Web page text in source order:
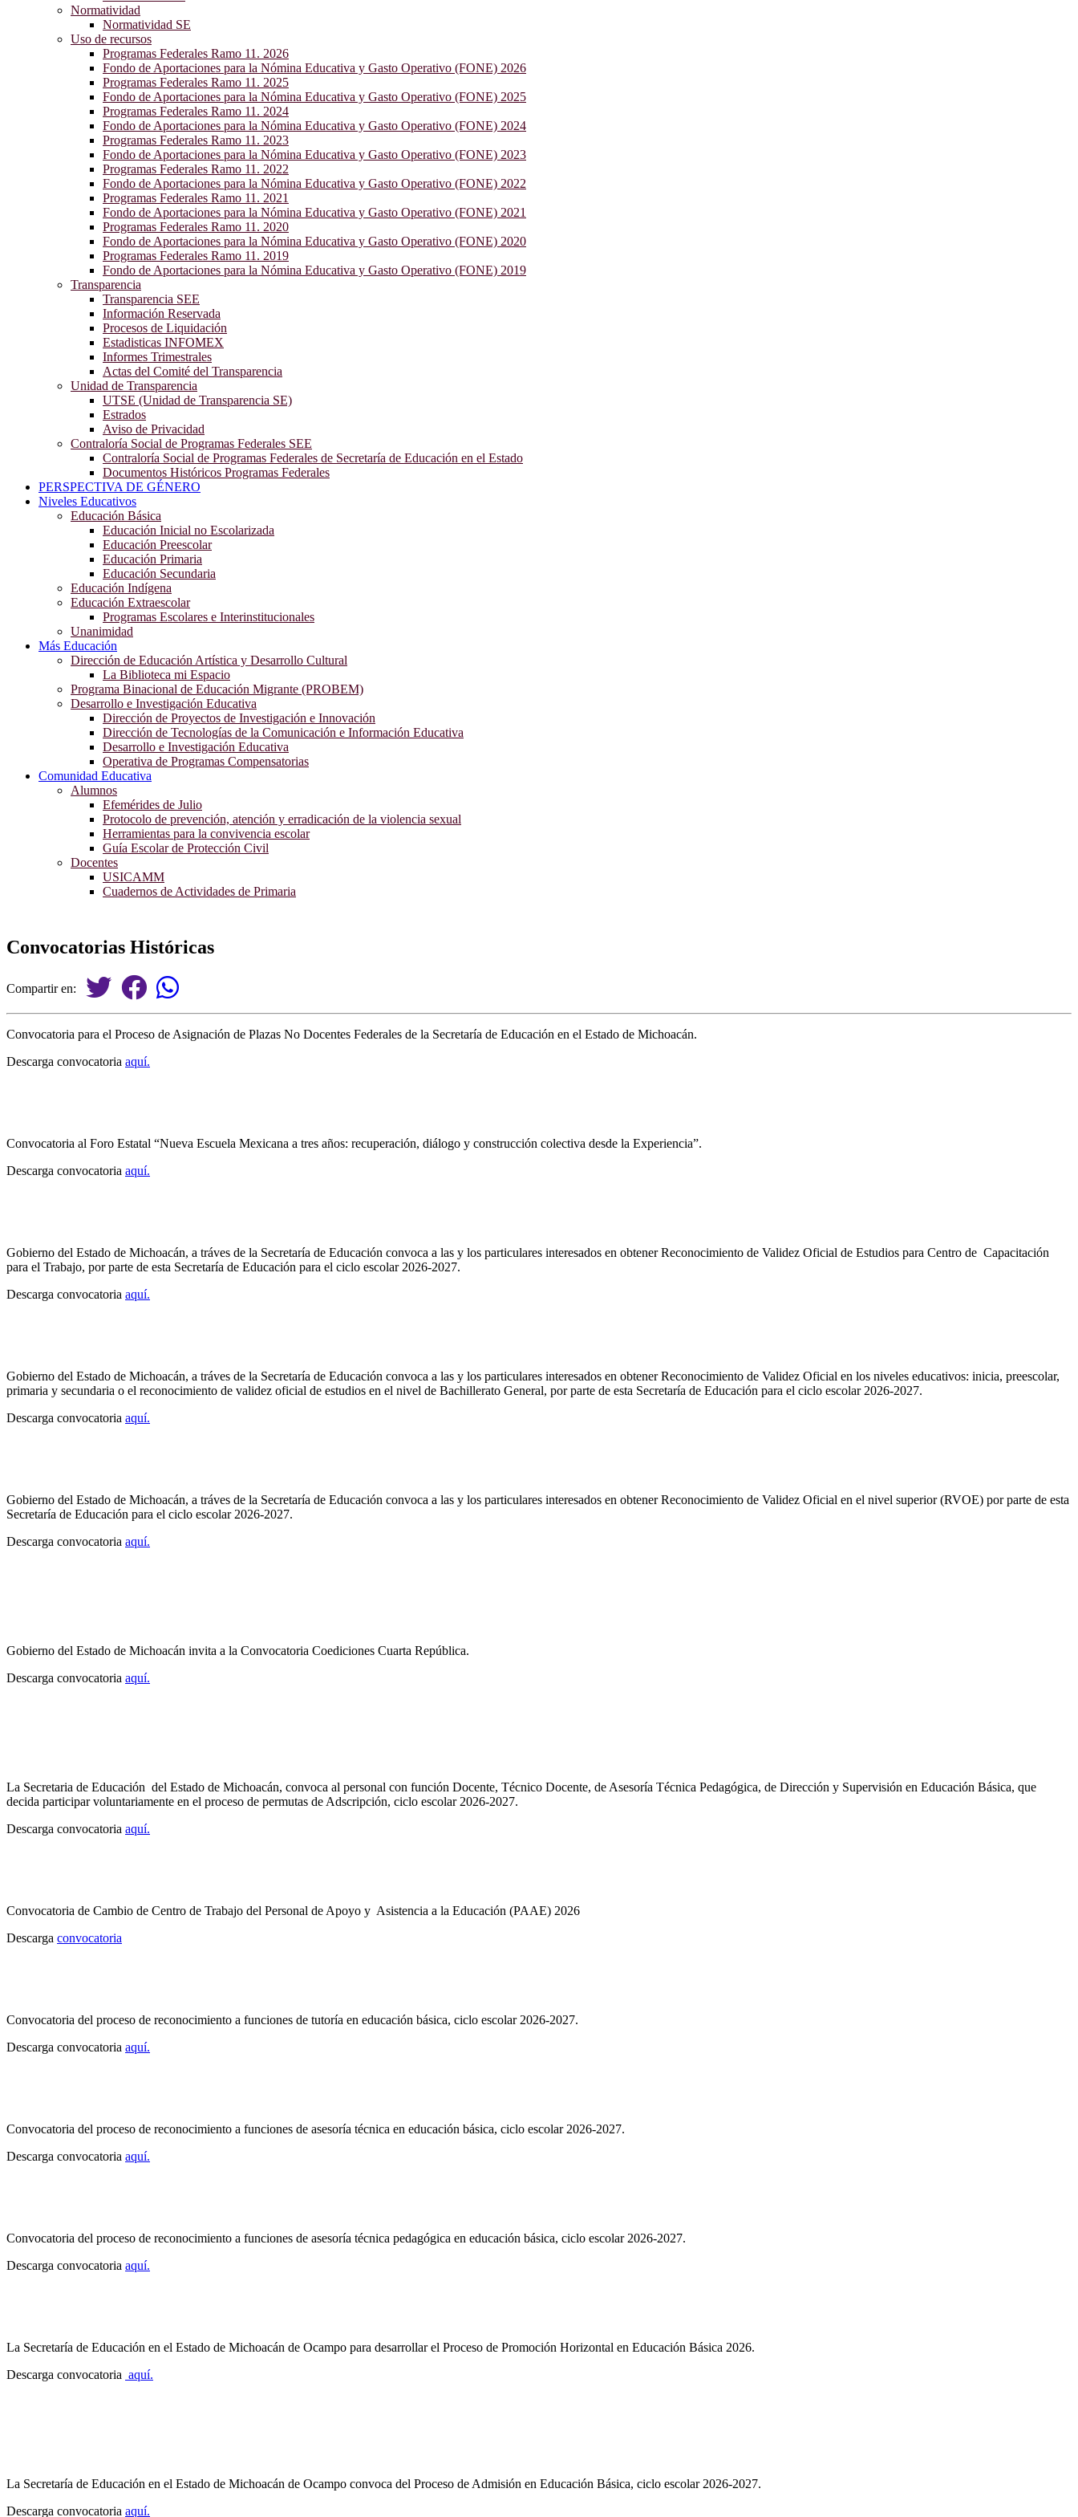
Normatividad
Normatividad SE
Uso de recursos
Programas Federales Ramo 11. 2026
Fondo de Aportaciones para la Nómina Educativa y Gasto Operativo (FONE) 2026
Programas Federales Ramo 11. 2025
Fondo de Aportaciones para la Nómina Educativa y Gasto Operativo (FONE) 2025
Programas Federales Ramo 11. 2024
Fondo de Aportaciones para la Nómina Educativa y Gasto Operativo (FONE) 2024
Programas Federales Ramo 11. 2023
Fondo de Aportaciones para la Nómina Educativa y Gasto Operativo (FONE) 2023
Programas Federales Ramo 11. 2022
Fondo de Aportaciones para la Nómina Educativa y Gasto Operativo (FONE) 2022
Programas Federales Ramo 11. 2021
Fondo de Aportaciones para la Nómina Educativa y Gasto Operativo (FONE) 2021
Programas Federales Ramo 11. 2020
Fondo de Aportaciones para la Nómina Educativa y Gasto Operativo (FONE) 2020
Programas Federales Ramo 11. 2019
Fondo de Aportaciones para la Nómina Educativa y Gasto Operativo (FONE) 2019
Transparencia
Transparencia SEE
Información Reservada
Procesos de Liquidación
Estadisticas INFOMEX
Informes Trimestrales
Actas del Comité del Transparencia
Unidad de Transparencia
UTSE (Unidad de Transparencia SE)
Estrados
Aviso de Privacidad
Contraloría Social de Programas Federales SEE
Contraloría Social de Programas Federales de Secretaría de Educación en el Estado
Documentos Históricos Programas Federales
PERSPECTIVA DE GÉNERO
Niveles Educativos
Educación Básica
Educación Inicial no Escolarizada
Educación Preescolar
Educación Primaria
Educación Secundaria
Educación Indígena
Educación Extraescolar
Programas Escolares e Interinstitucionales
Unanimidad
Más Educación
Dirección de Educación Artística y Desarrollo Cultural
La Biblioteca mi Espacio
Programa Binacional de Educación Migrante (PROBEM)
Desarrollo e Investigación Educativa
Dirección de Proyectos de Investigación e Innovación
Dirección de Tecnologías de la Comunicación e Información Educativa
Desarrollo e Investigación Educativa
Operativa de Programas Compensatorias
Comunidad Educativa
Alumnos
Efemérides de Julio
Protocolo de prevención, atención y erradicación de la violencia sexual
Herramientas para la convivencia escolar
Guía Escolar de Protección Civil
Docentes
USICAMM
Cuadernos de Actividades de Primaria
Convocatorias Históricas
Compartir en:
Convocatoria para el Proceso de Asignación de Plazas No Docentes Federales de la Secretaría de Educación en el Estado de Michoacán.
Descarga convocatoria aquí.
Convocatoria al Foro Estatal “Nueva Escuela Mexicana a tres años: recuperación, diálogo y construcción colectiva desde la Experiencia”.
Descarga convocatoria aquí.
Gobierno del Estado de Michoacán, a tráves de la Secretaría de Educación convoca a las y los particulares interesados en obtener Reconocimiento de Validez Oficial de Estudios para Centro de Capacitación
para el Trabajo, por parte de esta Secretaría de Educación para el ciclo escolar 2026-2027.
Descarga convocatoria aquí.
Gobierno del Estado de Michoacán, a tráves de la Secretaría de Educación convoca a las y los particulares interesados en obtener Reconocimiento de Validez Oficial en los niveles educativos: inicia, preescolar,
primaria y secundaria o el reconocimiento de validez oficial de estudios en el nivel de Bachillerato General, por parte de esta Secretaría de Educación para el ciclo escolar 2026-2027.
Descarga convocatoria aquí.
Gobierno del Estado de Michoacán, a tráves de la Secretaría de Educación convoca a las y los particulares interesados en obtener Reconocimiento de Validez Oficial en el nivel superior (RVOE) por parte de esta
Secretaría de Educación para el ciclo escolar 2026-2027.
Descarga convocatoria aquí.
Gobierno del Estado de Michoacán invita a la Convocatoria Coediciones Cuarta República.
Descarga convocatoria aquí.
La Secretaria de Educación del Estado de Michoacán, convoca al personal con función Docente, Técnico Docente, de Asesoría Técnica Pedagógica, de Dirección y Supervisión en Educación Básica, que
decida participar voluntariamente en el proceso de permutas de Adscripción, ciclo escolar 2026-2027.
Descarga convocatoria aquí.
Convocatoria de Cambio de Centro de Trabajo del Personal de Apoyo y Asistencia a la Educación (PAAE) 2026
Descarga convocatoria
Convocatoria del proceso de reconocimiento a funciones de tutoría en educación básica, ciclo escolar 2026-2027.
Descarga convocatoria aquí.
Convocatoria del proceso de reconocimiento a funciones de asesoría técnica en educación básica, ciclo escolar 2026-2027.
Descarga convocatoria aquí.
Convocatoria del proceso de reconocimiento a funciones de asesoría técnica pedagógica en educación básica, ciclo escolar 2026-2027.
Descarga convocatoria aquí.
La Secretaría de Educación en el Estado de Michoacán de Ocampo para desarrollar el Proceso de Promoción Horizontal en Educación Básica 2026.
Descarga convocatoria aquí.
La Secretaría de Educación en el Estado de Michoacán de Ocampo convoca del Proceso de Admisión en Educación Básica, ciclo escolar 2026-2027.
Descarga convocatoria aquí.